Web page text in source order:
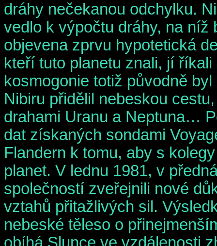
dráhy nečekanou odchylku.
vedlo k výpočtu dráhy, na níž
objevena zprvu hypotetická
kteří tuto planetu znali, jí
kosmogonie totiž původně
Nibiru přidělil nebeskou
drahami Uranu a Neptuna…
dat získaných sondami
Flandern k tomu, aby s
planet. V lednu 1981, v
společností zveřejnili nové
vztahů přitažlivých sil.
nebeské těleso o